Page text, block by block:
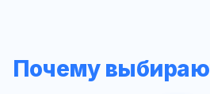
Почему